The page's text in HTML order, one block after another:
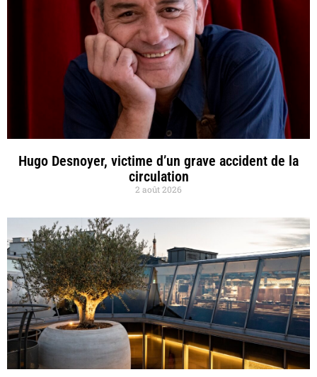
Hugo Desnoyer, victime d’un grave accident de la
circulation
2 août 2026